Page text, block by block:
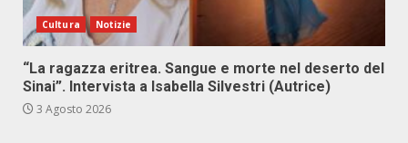
Cultura Notizie
“La ragazza eritrea. Sangue e morte nel deserto del
Sinai”. Intervista a Isabella Silvestri (Autrice)
3 Agosto 2026